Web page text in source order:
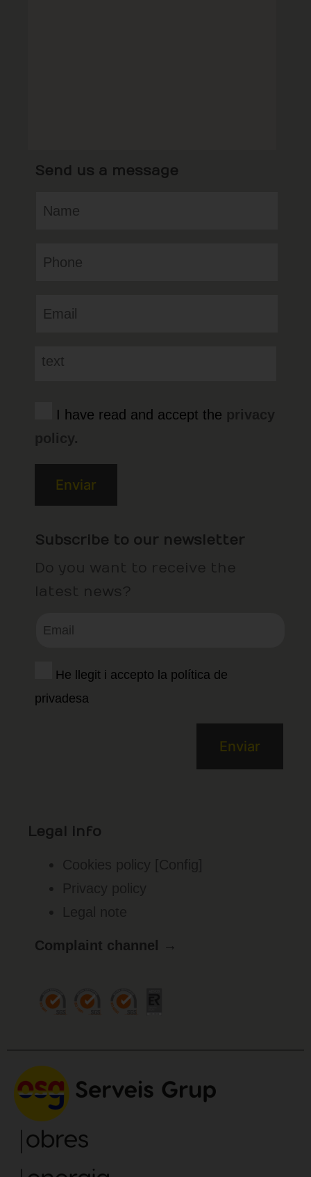
Send us a message
I have read and accept the
Subscribe to our newsletter
He llegit i accepto la política de
privadesa
Legal info
Complaint channel →